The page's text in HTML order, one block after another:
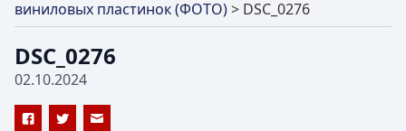
виниловых пластинок (ФОТО)> DSC_0276
DSC_0276
02.10.2024